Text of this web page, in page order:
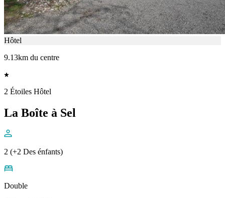
Hôtel
9.13km du centre
2 Étoiles Hôtel
La Boîte à Sel
2 (+2 Des énfants)
Double